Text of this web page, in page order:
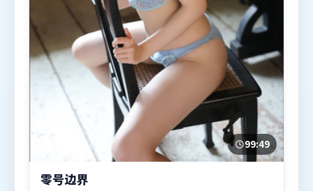
99:49
零号边界